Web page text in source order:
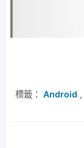
標籤： Android ,